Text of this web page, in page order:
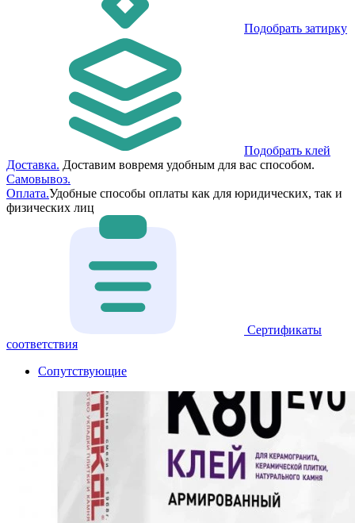
Подобрать затирку
Подобрать клей
Доставка. Доставим вовремя удобным для вас способом.
Самовывоз.
Оплата.Удобные способы оплаты как для юридических, так и
физических лиц
Сертификаты
соответствия
Сопутствующие